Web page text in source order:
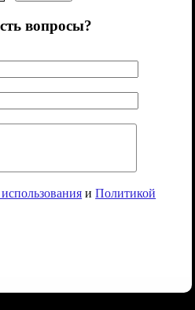
вопросы?
иПолитикой